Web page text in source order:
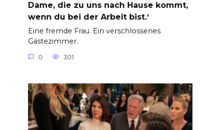
Dame, die zu uns nach Hause kommt,
wenn du bei der Arbeit bist.‘
Eine fremde Frau. Ein verschlossenes
Gästezimmer.
0 301